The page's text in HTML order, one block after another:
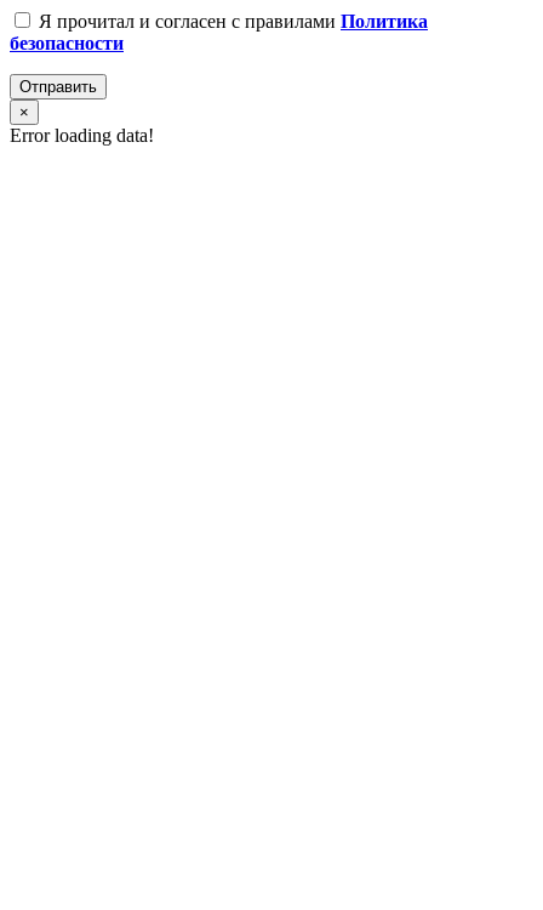
Я прочитал и согласен с правилами Политика
безопасности
Отправить
×
Error loading data!